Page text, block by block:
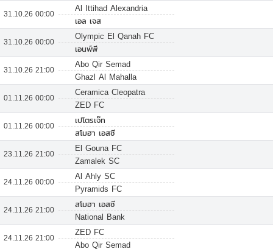
31.10.26 00:00
Al Ittihad Alexandria
เอล เจส
31.10.26 00:00
Olympic El Qanah FC
เอนพ์พี
31.10.26 21:00
Abo Qir Semad
Ghazl Al Mahalla
01.11.26 00:00
Ceramica Cleopatra
ZED FC
01.11.26 00:00
เปโตรเจ๊ท
สโมฮา เอสซี
23.11.26 21:00
El Gouna FC
Zamalek SC
24.11.26 00:00
Al Ahly SC
Pyramids FC
24.11.26 21:00
สโมฮา เอสซี
National Bank
24.11.26 21:00
ZED FC
Abo Qir Semad